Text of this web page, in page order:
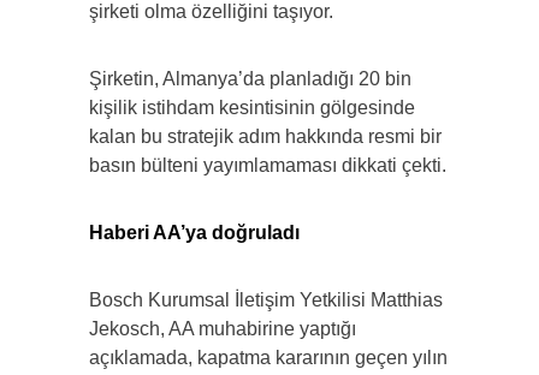
şirketi olma özelliğini taşıyor.
Şirketin, Almanya’da planladığı 20 bin
kişilik istihdam kesintisinin gölgesinde
kalan bu stratejik adım hakkında resmi bir
basın bülteni yayımlamaması dikkati çekti.
Haberi AA’ya doğruladı
Bosch Kurumsal İletişim Yetkilisi Matthias
Jekosch, AA muhabirine yaptığı
açıklamada, kapatma kararının geçen yılın